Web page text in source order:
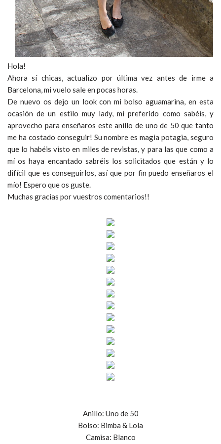
Hola!
Ahora sí chicas, actualizo por última vez antes de irme a
Barcelona, mi vuelo sale en pocas horas.
De nuevo os dejo un look con mi bolso aguamarina, en esta
ocasión de un estilo muy lady, mi preferido como sabéis, y
aprovecho para enseñaros este anillo de uno de 50 que tanto
me ha costado conseguir! Su nombre es magia potagia, seguro
que lo habéis visto en miles de revistas, y para las que como a
mí os haya encantado sabréis los solicitados que están y lo
difícil que es conseguirlos, así que por fin puedo enseñaros el
mío! Espero que os guste.
Muchas gracias por vuestros comentarios!!
Anillo: Uno de 50
Bolso: Bimba & Lola
Camisa: Blanco